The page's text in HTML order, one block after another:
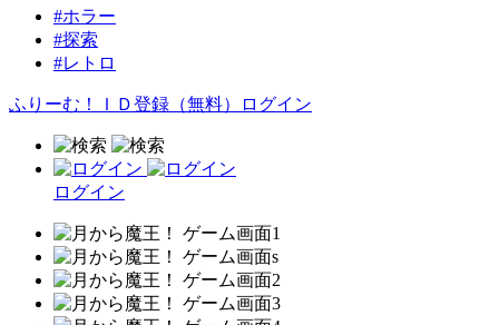
#ホラー
#探索
#レトロ
ふりーむ！ＩＤ登録（無料） ログイン
ログイン